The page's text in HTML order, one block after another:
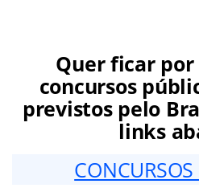
Quer ficar
concursos
previstos pelo
links
CONCURSOS